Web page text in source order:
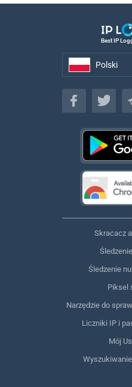
Best IP
Polski
Polski
Skracacz
Śledzenie
Piksel
Narzędzie do
Liczniki IP i
Mój